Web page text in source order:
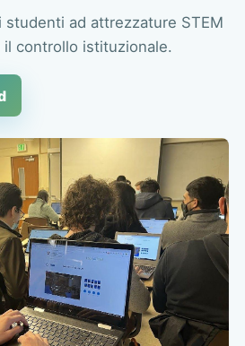
studenti ad attrezzature STEM
controllo istituzionale.